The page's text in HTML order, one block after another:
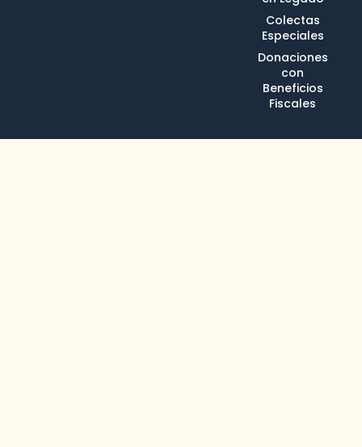
Colectas
Especiales
Donaciones
con
Beneficios
Fiscales